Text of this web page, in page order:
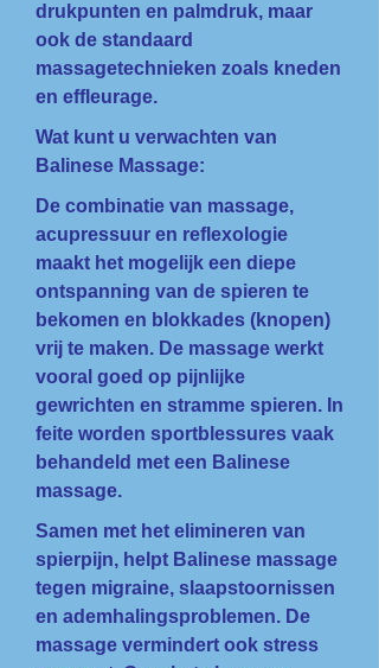
drukpunten en palmdruk, maar
ook de standaard
massagetechnieken zoals kneden
en effleurage.
Wat kunt u verwachten van
Balinese Massage:
De combinatie van massage,
acupressuur en reflexologie
maakt het mogelijk een diepe
ontspanning van de spieren te
bekomen en blokkades (knopen)
vrij te maken. De massage werkt
vooral goed op pijnlijke
gewrichten en stramme spieren. In
feite worden sportblessures vaak
behandeld met een Balinese
massage.
Samen met het elimineren van
spierpijn, helpt Balinese massage
tegen migraine, slaapstoornissen
en ademhalingsproblemen. De
massage vermindert ook stress